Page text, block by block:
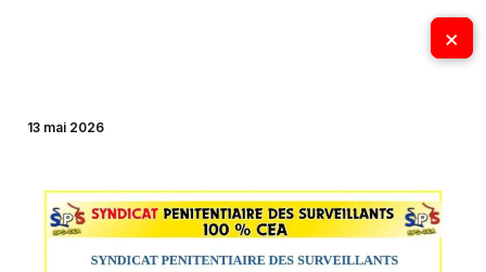
×
13 mai 2026
×